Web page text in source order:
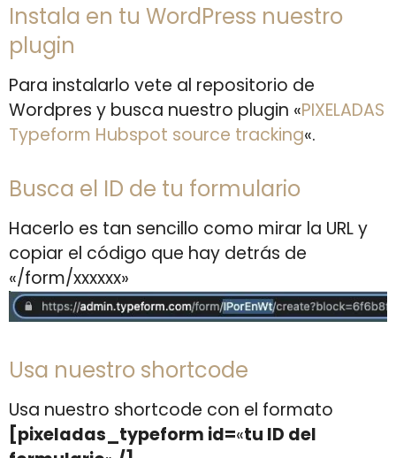
Instala en tu WordPress nuestro
plugin
Para instalarlo vete al repositorio de
Wordpres y busca nuestro plugin «PIXELADAS
Typeform Hubspot source tracking«.
Busca el ID de tu formulario
Hacerlo es tan sencillo como mirar la URL y
copiar el código que hay detrás de
«/form/xxxxxx»
Usa nuestro shortcode
Usa nuestro shortcode con el formato
[pixeladas_typeform id=«tu ID del